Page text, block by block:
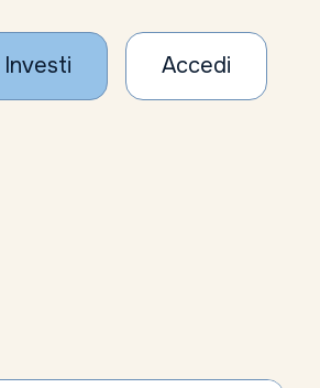
Investi Accedi